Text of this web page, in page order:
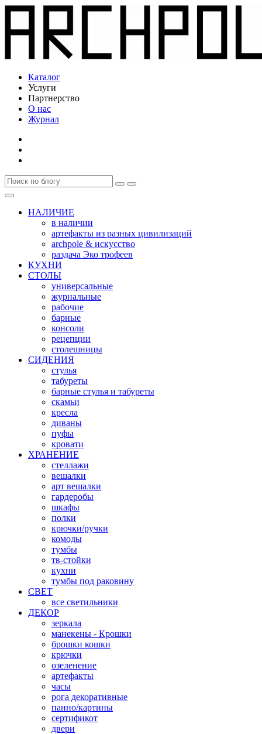
Каталог
Услуги
Партнерство
О нас
Журнал
НАЛИЧИЕ
в наличии
артефакты из разных цивилизаций
archpole & искусство
раздача Эко трофеев
КУХНИ
СТОЛЫ
универсальные
журнальные
рабочие
барные
консоли
рецепции
столешницы
СИДЕНИЯ
стулья
табуреты
барные стулья и табуреты
скамьи
кресла
диваны
пуфы
кровати
ХРАНЕНИЕ
стеллажи
вешалки
арт вешалки
гардеробы
шкафы
полки
крючки/ручки
комоды
тумбы
тв-стойки
кухни
тумбы под раковину
СВЕТ
все светильники
ДЕКОР
зеркала
манекены - Крошки
брошки кошки
крючки
озеленение
артефакты
часы
рога декоративные
панно/картины
сертификот
двери